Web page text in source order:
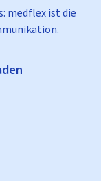
medflex ist die